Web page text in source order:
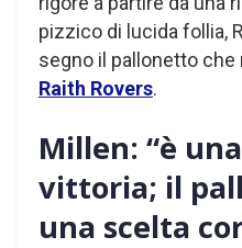
pizzico di lucida follia,
segno il pallonetto che
Raith Rovers.
Millen: “è
vittoria; il
una scelta